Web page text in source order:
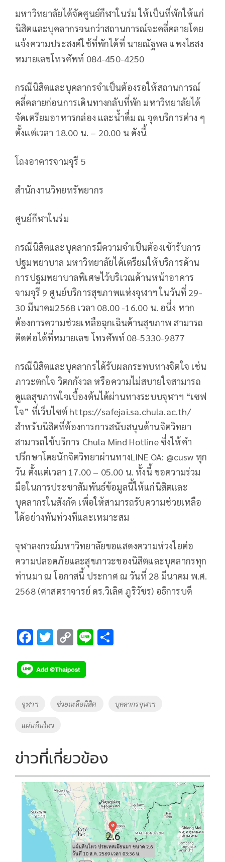
มหาวิทยาลัยได้จัดศูนย์กีฬาในร่ม ให้เป็นที่พักให้แก่
นิสิตและบุคลากรจนกว่าสถานการณ์จะคลี่คลายโดย
แจ้งความประสงค์ใช้ที่พักได้ที่ นายณัฐพล แพงไธสง
หมายเลขโทรศัพท์ 084-450-4250
กรณีนิสิตและบุคลากรจำเป็นต้องรอให้สถานการณ์
คลี่คลายก่อนการเดินทางกลับที่พัก มหาวิทยาลัยได้
จัดเตรียมอาหารกล่อง และน้ำดื่ม ณ จุดบริการต่าง ๆ
ตั้งแต่เวลา 18.00 น. – 20.00 น ดังนี้
โถงอาคารจามจุรี 5
สำนักงานวิทยทรัพยากร
ศูนย์กีฬาในร่ม
กรณีนิสิตและบุคลากรมีความจำเป็นต้องเข้ารับการ
ปฐมพยาบาล มหาวิทยาลัยได้เตรียมให้บริการด้าน
การปฐมพยาบาลพิเศษไว้บริเวณด้านหน้าอาคาร
จามจุรี 9 ศูนย์บริการสุขภาพแห่งจุฬาฯ ในวันที่ 29-
30 มีนาคม2568 เวลา 08.00 -16.00 น. อนึ่ง หาก
ต้องการความช่วยเหลือฉุกเฉินด้านสุขภาพ สามารถ
ติดต่อได้ที่หมายเลข โทรศัพท์ 08-5330-9877
กรณีนิสิตและบุคลากรได้รับผลกระทบทางจิตใจ เช่น
ภาวะตกใจ วิตกกังวล หรือความไม่สบายใจสามารถ
ดูแลสุขภาพใจเบื้องต้นได้ผ่านทางระบบจุฬาฯ “เซฟ
ใจ” ที่เว็บไซต์ https://safejai.sa.chula.ac.th/
สำหรับนิสิตที่ต้องการการสนับสนุนด้านจิตวิทยา
สามารถใช้บริการ Chula Mind Hotline ซึ่งให้คำ
ปรึกษาโดยนักจิตวิทยาผ่านทางLINE OA: @cusw ทุก
วัน ตั้งแต่เวลา 17.00 – 05.00 น. ทั้งนี้ ขอความร่วม
มือในการประชาสัมพันธ์ข้อมูลนี้ให้แก่นิสิตและ
บุคลากรในสังกัด เพื่อให้สามารถรับความช่วยเหลือ
ได้อย่างทันท่วงทีและเหมาะสม
จุฬาลงกรณ์มหาวิทยาลัยขอแสดงความห่วงใยต่อ
ความปลอดภัยและสุขภาวะของนิสิตและบุคลากรทุก
ท่านมา ณ โอกาสนี้ ประกาศ ณ วันที่ 28 มีนาคม พ.ศ.
2568 (ศาสตราจารย์ ดร.วิเลิศ ภูริวัชร) อธิการบดี
F
e
b
o
o
k
T
tt
er
C
p
y
Li
Li
Tags
จุฬาฯ ช่วยเหลือนิสิต บุคลากรจุฬาฯ
แผ่นดินไหว
ข่าวที่เกี่ยวข้อง